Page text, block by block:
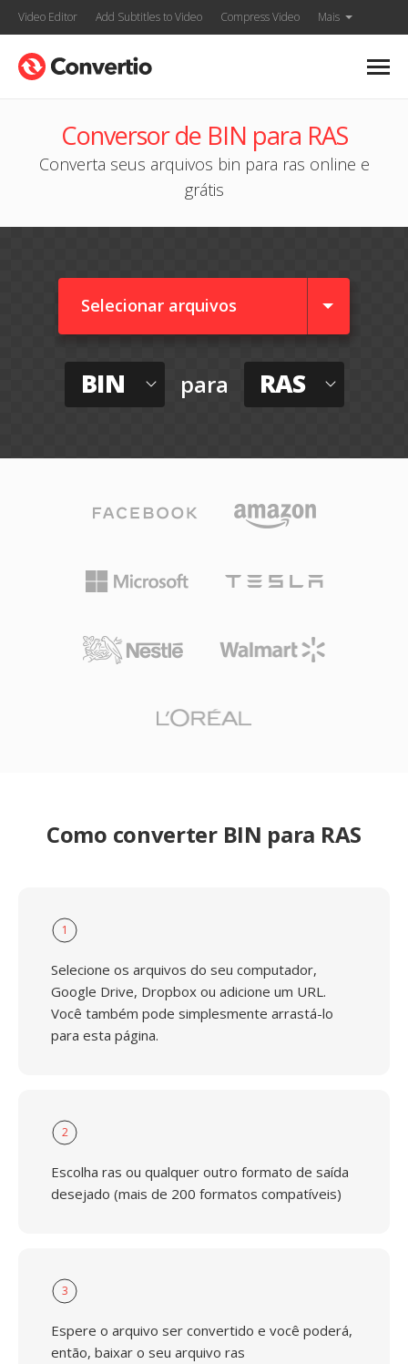
Video Editor Add Subtitles to Video Compress Video Mais
Conversor de BIN para RAS
Converta seus arquivos bin para ras online e
grátis
Selecionar arquivos
BIN para RAS
Como converter BIN para RAS
1
Selecione os arquivos do seu computador,
Google Drive, Dropbox ou adicione um URL.
Você também pode simplesmente arrastá-lo
para esta página.
2
Escolha ras ou qualquer outro formato de saída
desejado (mais de 200 formatos compatíveis)
3
Espere o arquivo ser convertido e você poderá,
então, baixar o seu arquivo ras